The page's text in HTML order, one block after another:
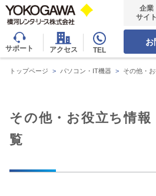
サポート アクセス TEL
企業
サイト
お
トップページ > パソコン・IT機器 > その他・
その他・お役立ち情
覧